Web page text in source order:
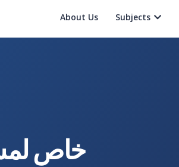
About Us Subjects